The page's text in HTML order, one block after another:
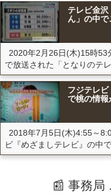
テレビ金
ん」の中
2020年2月26日(木)15時53
で放送された「となりのテレ
フジテレ
で桃の情報
2018年7月5日(木)4:55～
ビ『めざましテレビ』の中で
📰 事務局